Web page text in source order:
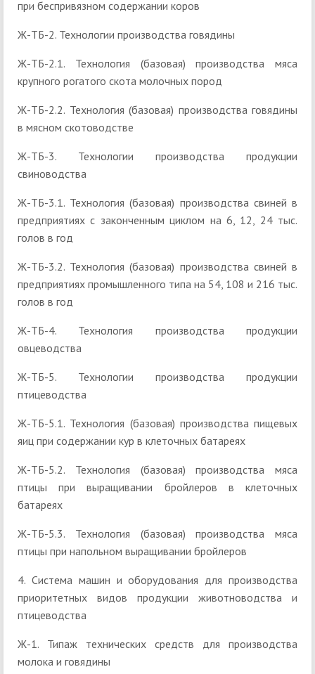
при беспривязном содержании коров
Ж-ТБ-2. Технологии производства говядины
Ж-ТБ-2.1. Технология (базовая) производства мяса
крупного рогатого скота молочных пород
Ж-ТБ-2.2. Технология (базовая) производства говядины
в мясном скотоводстве
Ж-ТБ-3. Технологии производства продукции
свиноводства
Ж-ТБ-3.1. Технология (базовая) производства свиней в
предприятиях с законченным циклом на 6, 12, 24 тыс.
голов в год
Ж-ТБ-3.2. Технология (базовая) производства свиней в
предприятиях промышленного типа на 54, 108 и 216 тыс.
голов в год
Ж-ТБ-4. Технология производства продукции
овцеводства
Ж-ТБ-5. Технологии производства продукции
птицеводства
Ж-ТБ-5.1. Технология (базовая) производства пищевых
яиц при содержании кур в клеточных батареях
Ж-ТБ-5.2. Технология (базовая) производства мяса
птицы при выращивании бройлеров в клеточных
батареях
Ж-ТБ-5.3. Технология (базовая) производства мяса
птицы при напольном выращивании бройлеров
4. Система машин и оборудования для производства
приоритетных видов продукции животноводства и
птицеводства
Ж-1. Типаж технических средств для производства
молока и говядины